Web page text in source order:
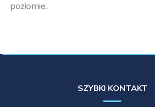
poziomie.
SZYBKI KONTAKT